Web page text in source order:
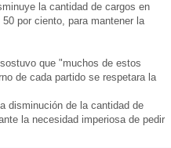
la cantidad de cargos en
por ciento, para mantener la
que "muchos de estos
de cada partido se respetara la
disminución de la cantidad de
la necesidad imperiosa de pedir